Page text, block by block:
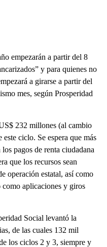
empezarán a partir del 8
y para quienes no
a girarse a partir del
mes, según Prosperidad
232 millones (al cambio
ciclo. Se espera que más
pagos de renta ciudadana
que los recursos sean
operación estatal, así como
como aplicaciones y giros
Social levantó la
de las cuales 132 mil
los ciclos 2 y 3, siempre y